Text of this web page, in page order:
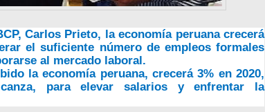
Carlos Prieto, la economía peruana crecerá
el suficiente número de empleos formales
al mercado laboral.
la economía peruana, crecerá 3% en 2020,
para elevar salarios y enfrentar la